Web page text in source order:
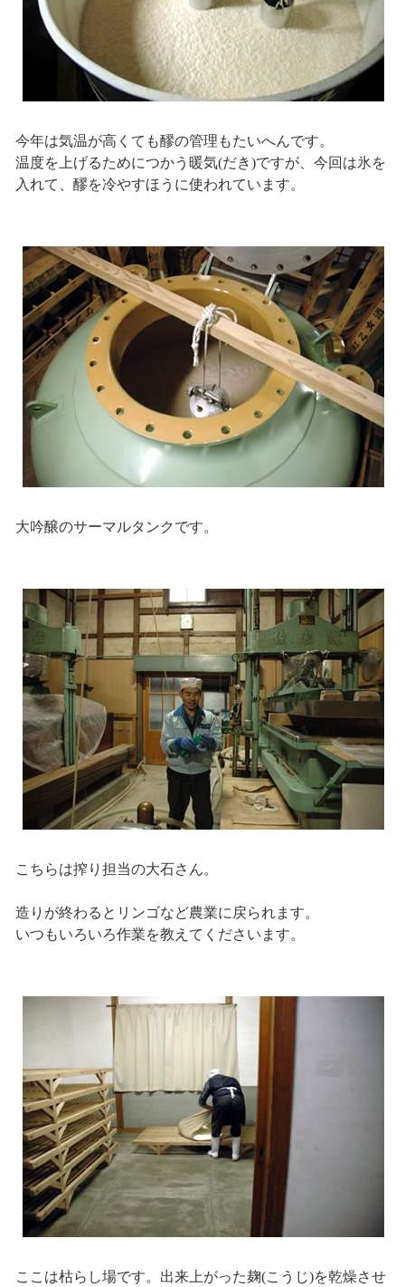
今年は気温が高くても醪の管理もたいへんです。
温度を上げるためにつかう暖気(だき)ですが、今回は氷を
入れて、醪を冷やすほうに使われています。
大吟醸のサーマルタンクです。
こちらは搾り担当の大石さん。
造りが終わるとリンゴなど農業に戻られます。
いつもいろいろ作業を教えてくださいます。
ここは枯らし場です。出来上がった麹(こうじ)を乾燥させ